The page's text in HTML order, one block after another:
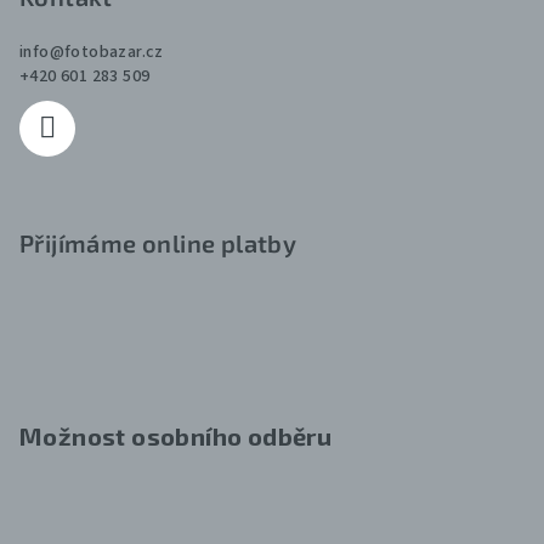
info@fotobazar.cz
+420 601 283 509
Přijímáme online platby
Možnost osobního odběru